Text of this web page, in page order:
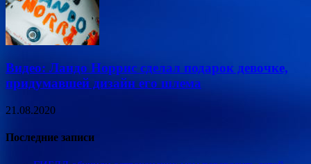
Видео: Ландо Норрис сделал подарок девочке,
придумавшей дизайн его шлема
21.08.2020
Последние записи